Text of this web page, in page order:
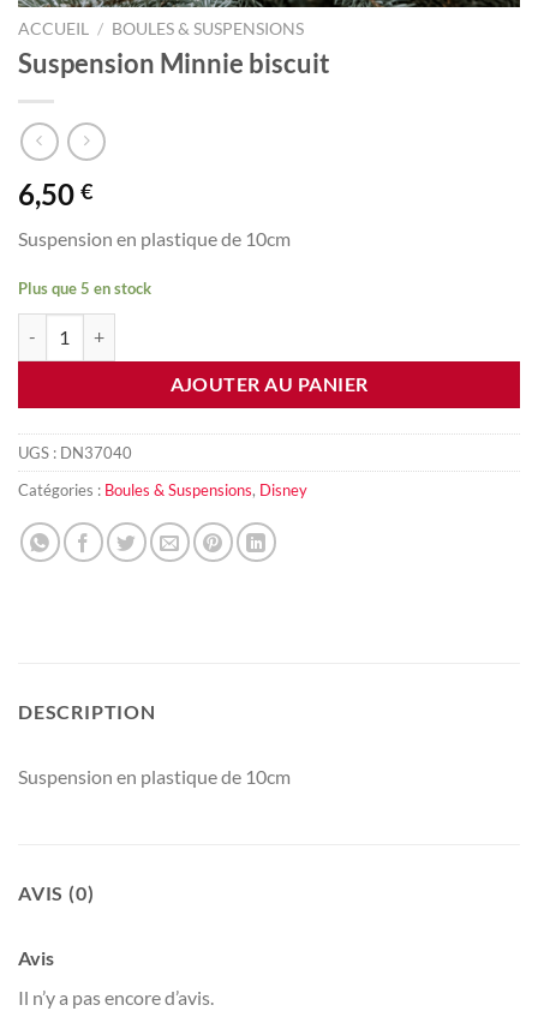
ACCUEIL / BOULES & SUSPENSIONS
Suspension Minnie biscuit
6,50 €
Suspension en plastique de 10cm
Plus que 5 en stock
AJOUTER AU PANIER
UGS : DN37040
Catégories : Boules & Suspensions, Disney
DESCRIPTION
Suspension en plastique de 10cm
AVIS (0)
Avis
Il n’y a pas encore d’avis.